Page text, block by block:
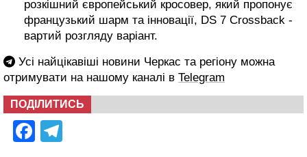
розкішний європейський кросовер, який пропонує
французький шарм та інновації, DS 7 Crossback -
вартий розгляду варіант.
Усі найцікавіші новини Черкас та регіону можна
отримувати на нашому каналі в Telegram
ПОДІЛИТИСЬ
Facebook